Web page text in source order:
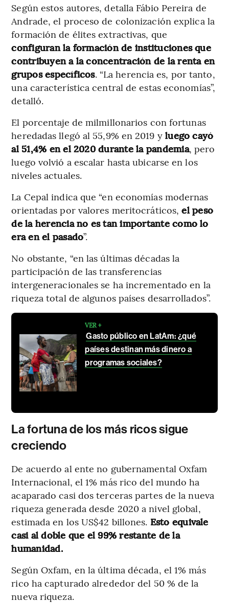
Según estos autores, detalla Fábio Pereira de
Andrade, el proceso de colonización explica la
formación de élites extractivas, que
configuran la formación de instituciones que
contribuyen a la concentración de la renta en
grupos específicos. “La herencia es, por tanto,
una característica central de estas economías”,
detalló.
El porcentaje de milmillonarios con fortunas
heredadas llegó al 55,9% en 2019 yluego cayó
al 51,4% en el 2020 durante la pandemia, pero
luego volvió a escalar hasta ubicarse en los
niveles actuales.
La Cepal indica que “en economías modernas
orientadas por valores meritocráticos, el peso
de la herencia no es tan importante como lo
era en el pasado”.
No obstante, “en las últimas décadas la
participación de las transferencias
intergeneracionales se ha incrementado en la
riqueza total de algunos países desarrollados”.
VER +
Gasto público en LatAm: ¿qué
países destinan más dinero a
programas sociales?
La fortuna de los más ricos sigue
creciendo
De acuerdo al ente no gubernamental Oxfam
Internacional, el 1% más rico del mundo ha
acaparado casi dos terceras partes de la nueva
riqueza generada desde 2020 a nivel global,
estimada en los US$42 billones. Esto equivale
casi al doble que el 99% restante de la
humanidad.
Según Oxfam, en la última década, el 1% más
rico ha capturado alrededor del 50 % de la
nueva riqueza.